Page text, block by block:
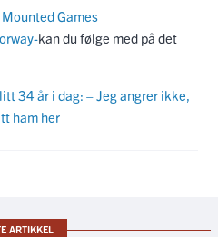
Mounted Games
kan du følge med på det
34 år i dag: – Jeg angrer ikke,
ham her
ARTIKKEL